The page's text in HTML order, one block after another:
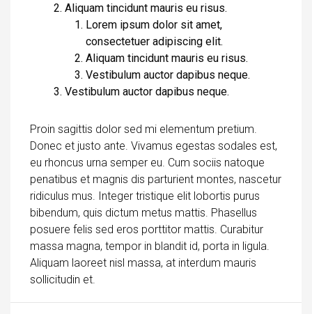
Aliquam tincidunt mauris eu risus.
Lorem ipsum dolor sit amet,
consectetuer adipiscing elit.
Aliquam tincidunt mauris eu risus.
Vestibulum auctor dapibus neque.
Vestibulum auctor dapibus neque.
Proin sagittis dolor sed mi elementum pretium.
Donec et justo ante. Vivamus egestas sodales est,
eu rhoncus urna semper eu. Cum sociis natoque
penatibus et magnis dis parturient montes, nascetur
ridiculus mus. Integer tristique elit lobortis purus
bibendum, quis dictum metus mattis. Phasellus
posuere felis sed eros porttitor mattis. Curabitur
massa magna, tempor in blandit id, porta in ligula.
Aliquam laoreet nisl massa, at interdum mauris
sollicitudin et.